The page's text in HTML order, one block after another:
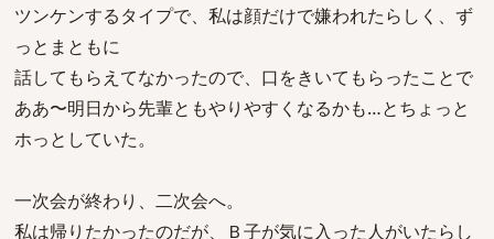
ツンケンするタイプで、私は顔だけで嫌われたらしく、ず
っとまともに
話してもらえてなかったので、口をきいてもらったことで
ああ〜明日から先輩ともやりやすくなるかも…とちょっと
ホっとしていた。
一次会が終わり、二次会へ。
私は帰りたかったのだが、Ｂ子が気に入った人がいたらし